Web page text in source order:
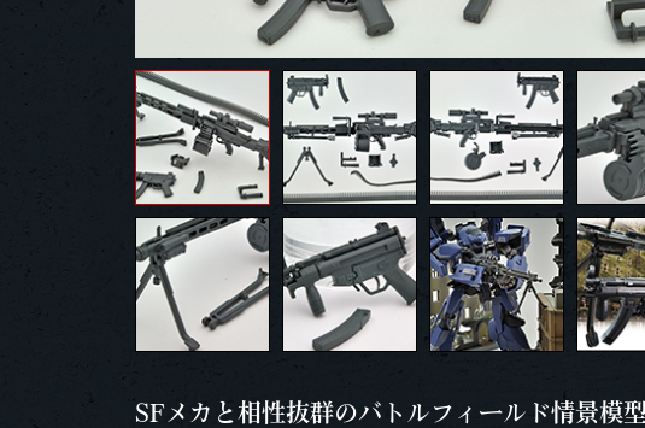
SFメカと相性抜群のバトルフィールド情景模